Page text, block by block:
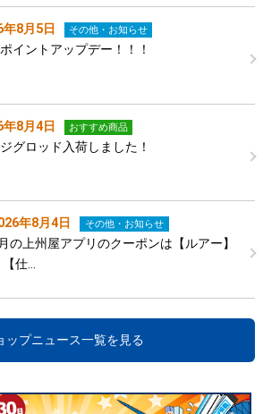
年8月5日 その他・お知らせ
イントアップデー！！！
年8月4日 おすすめ商品
グロッド入荷しました！
年8月4日 その他・お知らせ
の上州屋アプリのクーポンは【ルアー】
【仕…
ップニュース一覧を見る